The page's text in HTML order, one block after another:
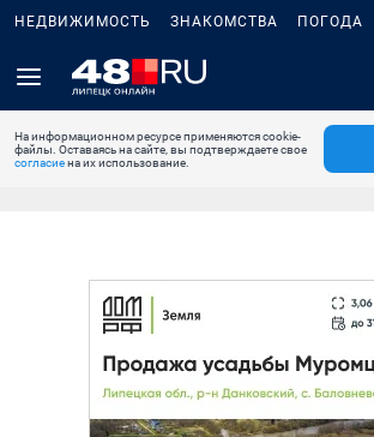
НЕДВИЖИМОСТЬ ЗНАКОМСТВА ПОГОДА
На информационном ресурсе применяются cookie-
файлы. Оставаясь на сайте, вы подтверждаете свое
согласиена их использование.